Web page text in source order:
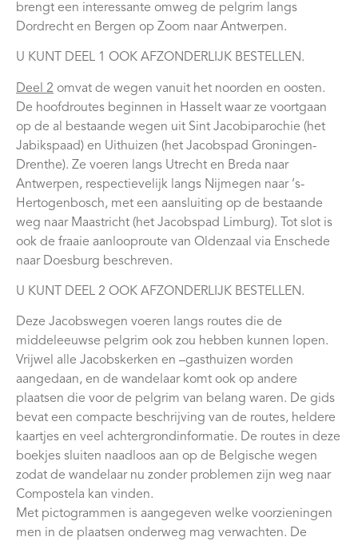
brengt een interessante omweg de pelgrim langs
Dordrecht en Bergen op Zoom naar Antwerpen.
U KUNT DEEL 1 OOK AFZONDERLIJK BESTELLEN.
Deel 2 omvat de wegen vanuit het noorden en oosten.
De hoofdroutes beginnen in Hasselt waar ze voortgaan
op de al bestaande wegen uit Sint Jacobiparochie (het
Jabikspaad) en Uithuizen (het Jacobspad Groningen-
Drenthe). Ze voeren langs Utrecht en Breda naar
Antwerpen, respectievelijk langs Nijmegen naar ‘s-
Hertogenbosch, met een aansluiting op de bestaande
weg naar Maastricht (het Jacobspad Limburg). Tot slot is
ook de fraaie aanlooproute van Oldenzaal via Enschede
naar Doesburg beschreven.
U KUNT DEEL 2 OOK AFZONDERLIJK BESTELLEN.
Deze Jacobswegen voeren langs routes die de
middeleeuwse pelgrim ook zou hebben kunnen lopen.
Vrijwel alle Jacobskerken en –gasthuizen worden
aangedaan, en de wandelaar komt ook op andere
plaatsen die voor de pelgrim van belang waren. De gids
bevat een compacte beschrijving van de routes, heldere
kaartjes en veel achtergrondinformatie. De routes in deze
boekjes sluiten naadloos aan op de Belgische wegen
zodat de wandelaar nu zonder problemen zijn weg naar
Compostela kan vinden.
Met pictogrammen is aangegeven welke voorzieningen
men in de plaatsen onderweg mag verwachten. De